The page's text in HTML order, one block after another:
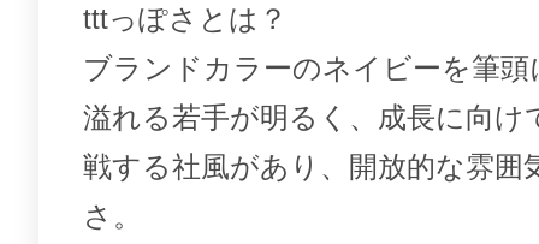
tttっぽさとは？
ブランドカラーのネイビーを筆頭
溢れる若手が明るく、成長に向け
戦する社風があり、開放的な雰囲
さ。